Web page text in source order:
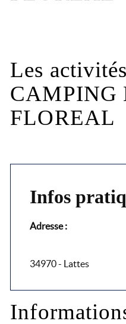
Les
CAMPING
FLOREAL
Infos
Adresse :
34970 - Lattes